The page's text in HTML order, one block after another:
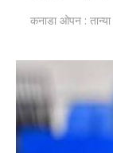
कनाडा ओपन :